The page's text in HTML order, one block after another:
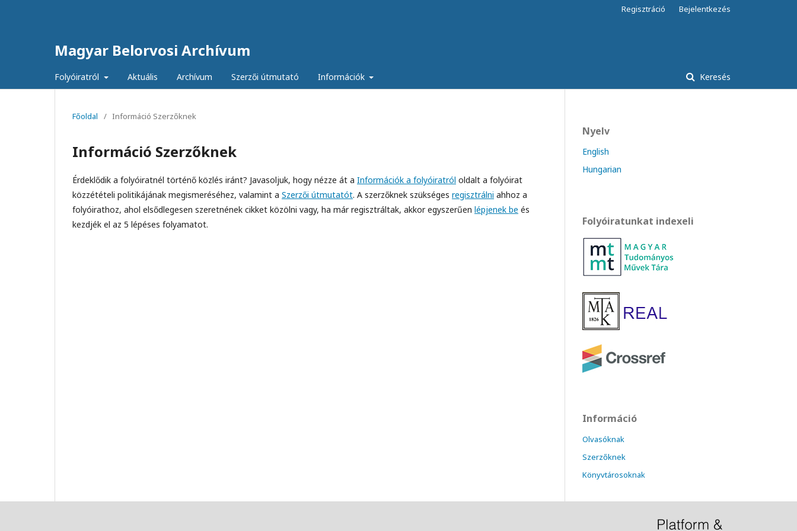
Magyar Belorvosi Archívum
Folyóiratról Aktuális Archívum Szerzői útmutató Információk Keresés
Regisztráció Bejelentkezés
Főoldal / Információ Szerzőknek
Információ Szerzőknek
Érdeklődik a folyóiratnél történő közlés iránt? Javasoljuk, hogy nézze át a Információk a folyóiratról oldalt a folyóirat
közzétételi politikájának megismeréséhez, valamint a Szerzői útmutatót. A szerzőknek szükséges regisztrálni ahhoz a
folyóirathoz, ahol elsődlegesen szeretnének cikket közölni vagy, ha már regisztráltak, akkor egyszerűen lépjenek be és
kezdjék el az 5 lépéses folyamatot.
Nyelv
English
Hungarian
Folyóiratunkat indexeli
Információ
Olvasóknak
Szerzőknek
Könyvtárosoknak